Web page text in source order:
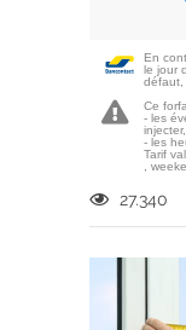
En
le jour
défaut,
Ce
- les
injecter,
- les
Tarif
,
27.340